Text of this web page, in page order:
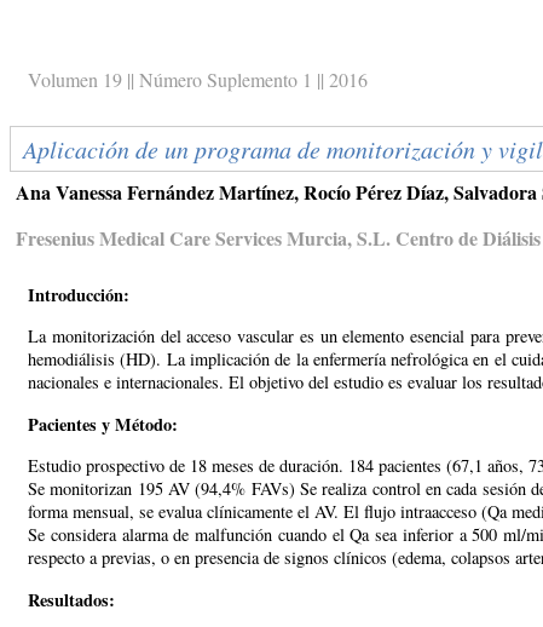
Volumen 19 || Número Suplemento 1 || 2016
Aplicación de un programa de monitorización y
Ana Vanessa Fernández Martínez, Rocío Pérez Díaz,
Fresenius Medical Care Services Murcia, S.L. Centro de
Introducción:
La monitorización del acceso vascular es un elemento esencial para
hemodiálisis (HD). La implicación de la enfermería nefrológica en el
nacionales e internacionales. El objetivo del estudio es evaluar los
Pacientes y Método:
Estudio prospectivo de 18 meses de duración. 184 pacientes (67,1 años,
Se monitorizan 195 AV (94,4% FAVs) Se realiza control en cada
forma mensual, se evalua clínicamente el AV. El flujo intraacceso (Qa
Se considera alarma de malfunción cuando el Qa sea inferior a 500
respecto a previas, o en presencia de signos clínicos (edema, colapsos
Resultados: